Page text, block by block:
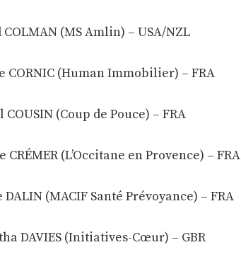
COLMAN (MS Amlin) – USA/NZL
CORNIC (Human Immobilier) – FRA
(Coup de Pouce) – FRA
CRÉMER (L’Occitane en Provence) – FRA
(MACIF Santé Prévoyance) – FRA
DAVIES (Initiatives-Cœur) – GBR